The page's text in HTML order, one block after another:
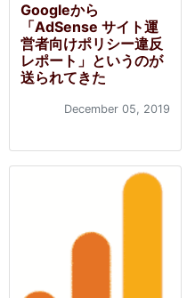
Googleから
「AdSense サイト運
営者向けポリシー違反
レポート」というのが
送られてきた
December 05, 2019